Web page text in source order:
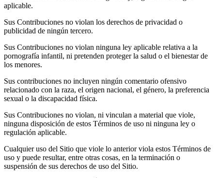
aplicable.
Sus Contribuciones no violan los derechos de privacidad o
publicidad de ningún tercero.
Sus Contribuciones no violan ninguna ley aplicable relativa a la
pornografía infantil, ni pretenden proteger la salud o el bienestar de
los menores.
Sus contribuciones no incluyen ningún comentario ofensivo
relacionado con la raza, el origen nacional, el género, la preferencia
sexual o la discapacidad física.
Sus Contribuciones no violan, ni vinculan a material que viole,
ninguna disposición de estos Términos de uso ni ninguna ley o
regulación aplicable.
Cualquier uso del Sitio que viole lo anterior viola estos Términos de
uso y puede resultar, entre otras cosas, en la terminación o
suspensión de sus derechos de uso del Sitio.